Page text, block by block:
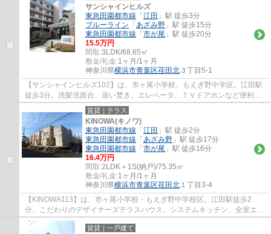
サンシャインヒルズ
東急田園都市線 「 江田 」駅 徒歩3分
ブルーライン 「 あざみ野 」駅 徒歩15分
東急田園都市線 「 市が尾 」駅 徒歩20分
15.5万円
間取:3LDK/68.65㎡
敷金/礼金:1ヶ月/1ヶ月
神奈川県横浜市青葉区荏田北 ３丁目5-1
【サンシャインヒルズ102】は、市ヶ尾小学校、もえぎ野中学区。江田駅
徒歩3分。洗髪洗面台、追い焚き、エレベータ、ＴＶドアホンなど便利な
設備を完備。
賃貸｜テラス
KINOWA(キノワ)
東急田園都市線 「 江田 」駅 徒歩2分
東急田園都市線 「 あざみ野 」駅 徒歩17分
東急田園都市線 「 市が尾 」駅 徒歩16分
16.4万円
間取:2LDK＋1S(納戸)/75.35㎡
敷金/礼金:1ヶ月/1ヶ月
神奈川県横浜市青葉区荏田北 １丁目3-4
【KINOWA113】は、市ヶ尾小学校・もえぎ野中学校区。江田駅徒歩2
分、こだわりのデザイナーズテラスハウス。システムキッチン、全室エア
コン付き、モニター付インターホン、追焚機能、...
賃貸｜一戸建て